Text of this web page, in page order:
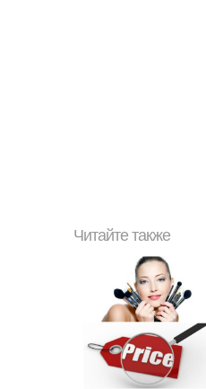
Читайте также